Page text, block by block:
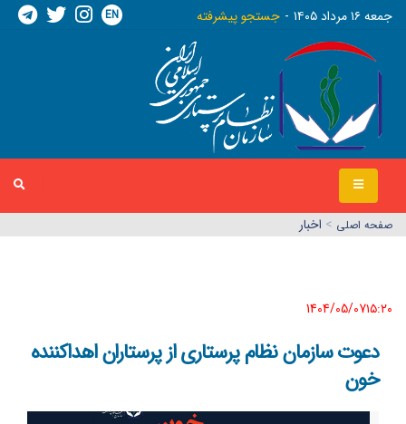
جمعه ١٦ مرداد ١٤٠٥ جستجو پیشرفته EN
صفحه اصلي > اخبار
1404/05/07١٥:٢٠
دعوت سازمان نظام پرستاری از پرستاران اهداکننده
خون